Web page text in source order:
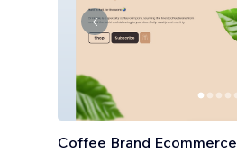
Coffee Brand Ecommerce